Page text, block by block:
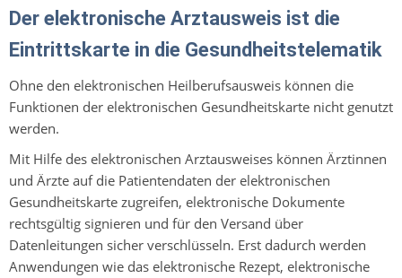
Der elektronische Arztausweis ist die
Eintrittskarte in die Gesundheitstelematik
Ohne den elektronischen Heilberufsausweis können die
Funktionen der elektronischen Gesundheitskarte nicht genutzt
werden.
Mit Hilfe des elektronischen Arztausweises können Ärztinnen
und Ärzte auf die Patientendaten der elektronischen
Gesundheitskarte zugreifen, elektronische Dokumente
rechtsgültig signieren und für den Versand über
Datenleitungen sicher verschlüsseln. Erst dadurch werden
Anwendungen wie das elektronische Rezept, elektronische